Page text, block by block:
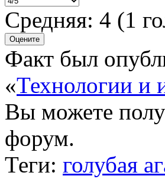
Средняя: 4 (1
Факт был
«Технологии и
Вы можете
форум.
Теги: голубая